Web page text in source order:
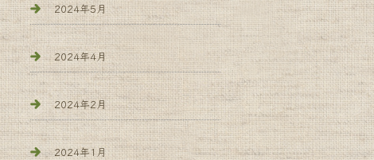
2024年5月
2024年4月
2024年2月
2024年1月